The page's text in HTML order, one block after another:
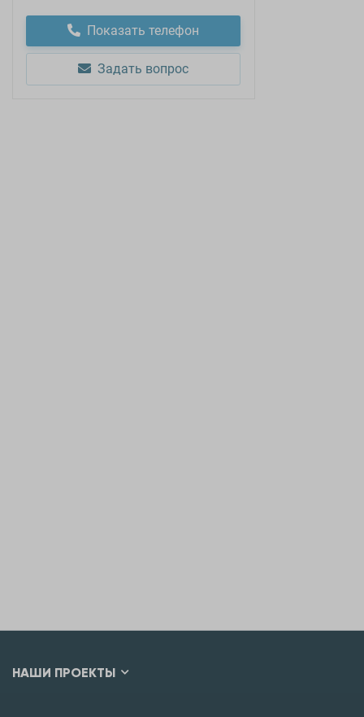
Показать телефон
Задать вопрос
НАШИ ПРОЕКТЫ